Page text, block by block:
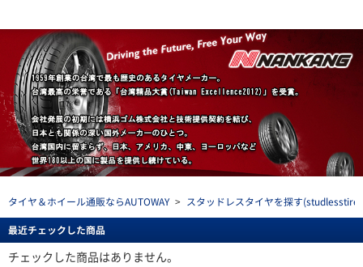
タイヤ＆ホイール通販ならAUTOWAY > スタッドレスタイヤを探す(studlesstire)
最近チェックした商品
チェックした商品はありません。